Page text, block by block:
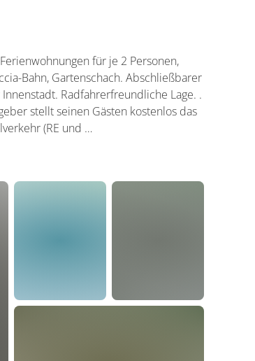
für je 2 Personen,
Bahn, Gartenschach. Abschließbarer
Radfahrerfreundliche Lage. .
stellt seinen Gästen kostenlos das
(RE und …